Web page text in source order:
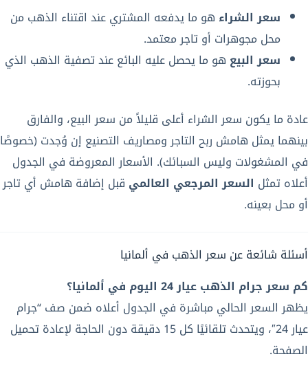
سعر الشراء هو ما يدفعه المشتري عند اقتناء الذهب من
محل مجوهرات أو تاجر معتمد.
سعر البيع هو ما يحصل عليه البائع عند تصفية الذهب الذي
بحوزته.
عادة ما يكون سعر الشراء أعلى قليلاً من سعر البيع، والفارق
بينهما يمثل هامش ربح التاجر ومصاريف التصنيع إن وُجدت (خصوصًا
في المشغولات وليس السبائك). الأسعار المعروضة في الجدول
أعلاه تمثل السعر المرجعي العالمي قبل إضافة هامش أي تاجر
أو محل بعينه.
أسئلة شائعة عن سعر الذهب في ألمانيا
كم سعر جرام الذهب عيار 24 اليوم في ألمانيا؟
يظهر السعر الحالي مباشرة في الجدول أعلاه ضمن صف “جرام
عيار 24″، ويتحدث تلقائيًا كل 15 دقيقة دون الحاجة لإعادة تحميل
الصفحة.